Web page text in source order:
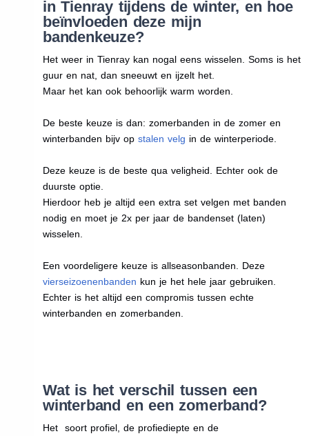
in Tienray tijdens de winter, en hoe
beïnvloeden deze mijn
bandenkeuze?
Het weer in Tienray kan nogal eens wisselen. Soms is het
guur en nat, dan sneeuwt en ijzelt het.
Maar het kan ook behoorlijk warm worden.
De beste keuze is dan: zomerbanden in de zomer en
winterbanden bijv op stalen velg in de winterperiode.
Deze keuze is de beste qua veligheid. Echter ook de
duurste optie.
Hierdoor heb je altijd een extra set velgen met banden
nodig en moet je 2x per jaar de bandenset (laten)
wisselen.
Een voordeligere keuze is allseasonbanden. Deze
vierseizoenenbanden kun je het hele jaar gebruiken.
Echter is het altijd een compromis tussen echte
winterbanden en zomerbanden.
Wat is het verschil tussen een
winterband en een zomerband?
Het soort profiel, de profiediepte en de